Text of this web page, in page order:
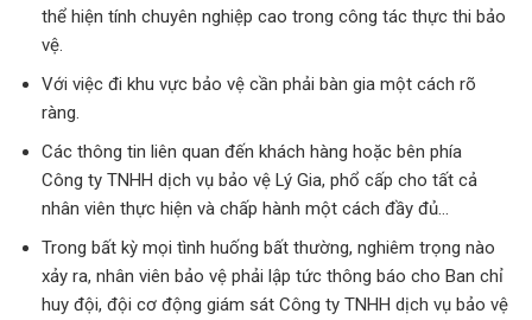
thể hiện tính chuyên nghiệp cao trong công tác thực thi bảo
vệ.
Với việc đi khu vực bảo vệ cần phải bàn gia một cách rõ
ràng.
Các thông tin liên quan đến khách hàng hoặc bên phía
Công ty TNHH dịch vụ bảo vệ Lý Gia, phổ cấp cho tất cả
nhân viên thực hiện và chấp hành một cách đầy đủ…
Trong bất kỳ mọi tình huống bất thường, nghiêm trọng nào
xảy ra, nhân viên bảo vệ phải lập tức thông báo cho Ban chỉ
huy đội, đội cơ động giám sát Công ty TNHH dịch vụ bảo vệ